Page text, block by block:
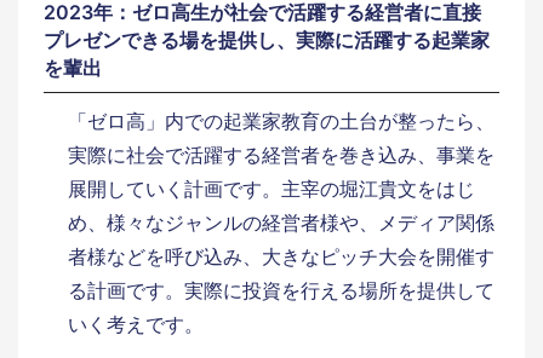
2023年：ゼロ高生が社会で活躍する経営者に直接
プレゼンできる場を提供し、実際に活躍する起業家
を輩出
「ゼロ高」内での起業家教育の土台が整ったら、
実際に社会で活躍する経営者を巻き込み、事業を
展開していく計画です。主宰の堀江貴文をはじ
め、様々なジャンルの経営者様や、メディア関係
者様などを呼び込み、大きなピッチ大会を開催す
る計画です。実際に投資を行える場所を提供して
いく考えです。